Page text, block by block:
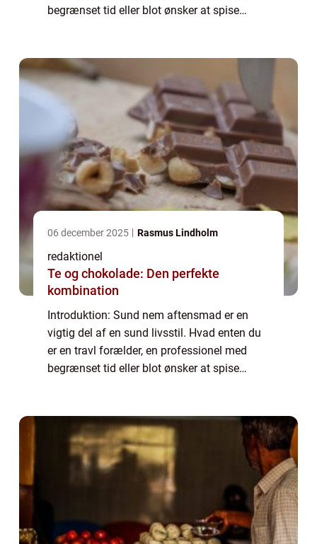
begrænset tid eller blot ønsker at spise
06 december 2025 Rasmus Lindholm
redaktionel
Te og chokolade: Den perfekte
kombination
Introduktion: Sund nem aftensmad er en
vigtig del af en sund livsstil. Hvad enten du
er en travl forælder, en professionel med
begrænset tid eller blot ønsker at spise